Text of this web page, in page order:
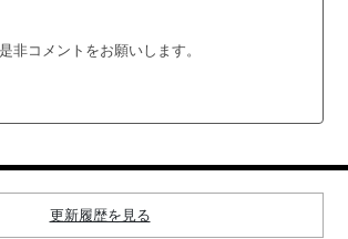
是非コメントをお願いします。
更新履歴を見る